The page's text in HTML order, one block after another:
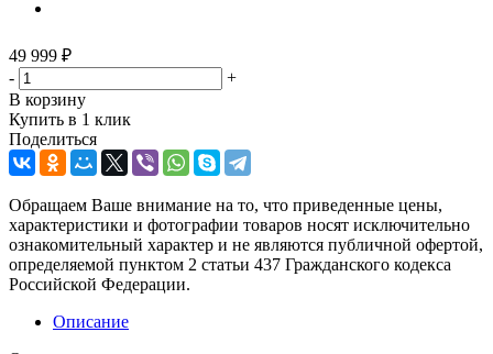
49 999 ₽
-
+
В корзину
Купить в 1 клик
Поделиться
Обращаем Ваше внимание на то, что приведенные цены,
характеристики и фотографии товаров носят исключительно
ознакомительный характер и не являются публичной офертой,
определяемой пунктом 2 статьи 437 Гражданского кодекса
Российской Федерации.
Описание